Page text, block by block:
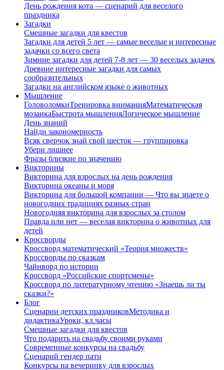
День рождения кота — сценарий для веселого
праздника
Загадки
Смешные загадки для квестов
Загадки для детей 5 лет — самые веселые и интересные
задачки со всего света
Зимние загадки для детей 7-8 лет — 30 веселых задачек
Древние интересные загадки для самых
сообразительных
Загадки на английском языке о животных
Мышление
ГоловоломкиТренировка вниманияМатематическая
мозаикаБыстрота мышленияЛогическое мышление
День знаний
Найди закономерность
Всяк сверчок знай свой шесток — группировка
Убери лишнее
Фразы близкие по значению
Викторины
Викторина для взрослых на день рождения
Викторина океаны и моря
Викторина для большой компании — Что вы знаете о
новогодних традициях разных стран
Новогодняя викторина для взрослых за столом
Правда или нет — веселая викторина о животных для
детей
Кроссворды
Кроссворд математический «Теория множеств»
Кроссворды по сказкам
Чайнворд по истории
Кроссворд «Российские спортсмены»
Кроссворд по литературному чтению «Знаешь ли ты
сказки?»
Блог
Сценарии детских праздниковМетодика и
дидактикаУроки, кл.часы
Смешные загадки для квестов
Что подарить на свадьбу своими руками
Современные конкурсы на свадьбу
Сценарий гендер пати
Конкурсы на вечеринку для взрослых